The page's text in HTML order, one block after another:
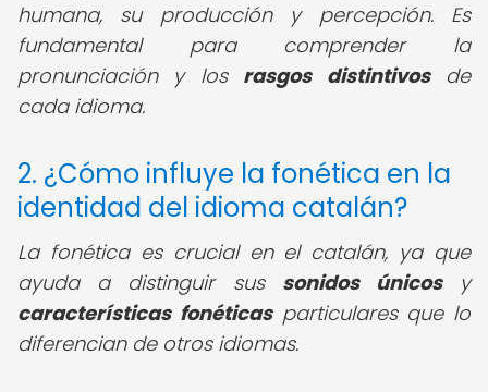
humana, su producción y percepción. Es
fundamental para comprender la
pronunciación y los rasgos distintivosde
cada idioma.
2. ¿Cómo influye la fonética en la
identidad del idioma catalán?
La fonética es crucial en el catalán, ya que
ayuda a distinguir sus sonidos únicosy
características fonéticasparticulares que lo
diferencian de otros idiomas.